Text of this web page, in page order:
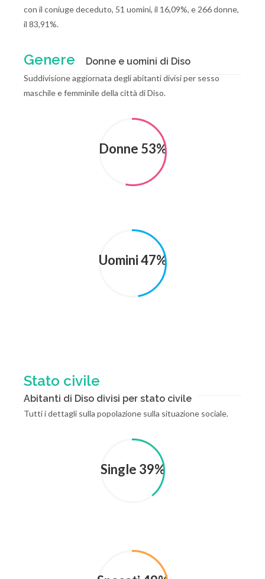
con il coniuge deceduto, 51 uomini, il 16,09%, e 266 donne,
il 83,91%.
Genere Donne e uomini di Diso
Suddivisione aggiornata degli abitanti divisi per sesso
maschile e femminile della città di Diso.
Donne 53%
Uomini 47%
Stato civile
Abitanti di Diso divisi per stato civile
Tutti i dettagli sulla popolazione sulla situazione sociale.
Single 39%